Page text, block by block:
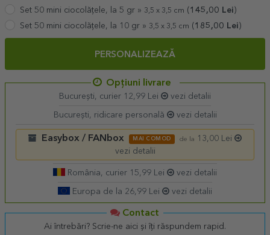
Set 50 mini ciocolățele, la 5 gr » 3,5 x 3,5 cm ( 145,00 Lei )
Set 50 mini ciocolățele, la 10 gr » 3,5 x 3,5 cm ( 185,00 Lei )
PERSONALIZEAZĂ
Opțiuni livrare
București, curier 12,99 Lei vezi detalii
București, ridicare personală vezi detalii
Easybox / FANbox MAI COMOD de la
13,00 Lei
vezi detalii
România, curier 15,99 Lei vezi detalii
Europa de la 26,99 Lei vezi detalii
Contact
Ai întrebări? Scrie-ne aici și îți răspundem rapid.